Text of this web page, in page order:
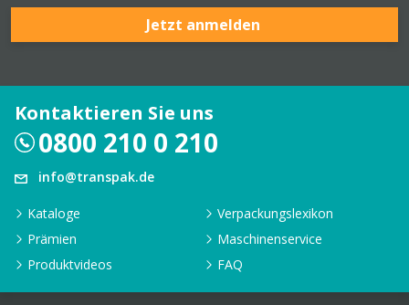
Jetzt anmelden
Kontaktieren Sie uns
0800 210 0 210
info@transpak.de
Kataloge
Verpackungslexikon
Prämien
Maschinenservice
Produktvideos
FAQ